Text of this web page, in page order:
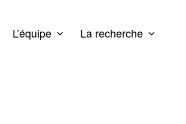
L’équipe La recherche